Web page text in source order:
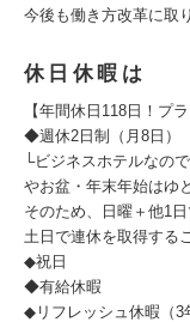
今後も働き方改革に取
休日休暇は
【年間休日118日！プ
◆週休2日制（月8日）
└ビジネスホテルなの
やお盆・年末年始はゆ
そのため、日曜＋他1
土日で連休を取得する
◆祝日
◆有給休暇
◆リフレッシュ休暇（3